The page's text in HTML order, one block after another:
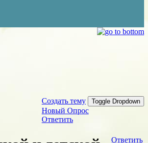
Создать тему Toggle Dropdown
Новый Опрос
Ответить
Ответить